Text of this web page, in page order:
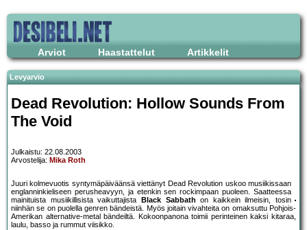
Arviot Haastattelut Artikkelit
Levyarvio
Dead Revolution: Hollow Sounds From
The Void
Julkaistu: 22.08.2003
Arvostelija: Mika Roth
Juuri kolmevuotis syntymäpäiväänsä viettänyt Dead Revolution uskoo musiikissaan
englanninkieliseen perusheavyyn, ja etenkin sen rockimpaan puoleen. Saatteessa
mainituista musiikillisista vaikuttajista
Black Sabbath on kaikkein ilmeisin, tosin
niinhän se on puolella genren bändeistä. Myös joitain vivahteita on omaksuttu Pohjois-
Amerikan alternative-metal bändeiltä. Kokoonpanona toimii perinteinen kaksi kitaraa,
laulu, basso ja rummut viisikko.